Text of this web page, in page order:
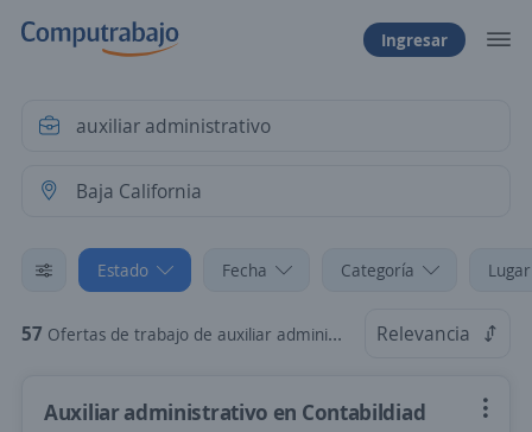
Ingresar
Estado Fecha Categoría
57 Ofertas de trabajo de auxiliar administrativo en Baja California Relevancia
Auxiliar administrativo en Contabildiad